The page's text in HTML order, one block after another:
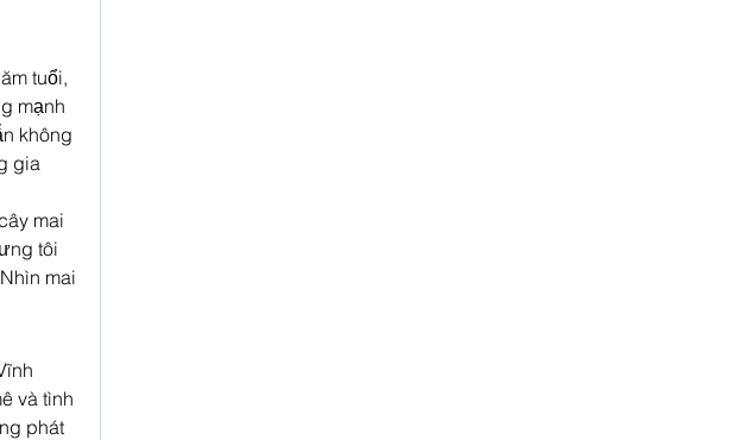
tuổi,
mạnh
không
gia
mai
tôi
mai
và tình
phát